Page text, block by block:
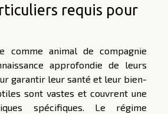
requis pour
comme animal de compagnie
approfondie de leurs
garantir leur santé et leur bien-
sont vastes et couvrent une
spécifiques. Le régime